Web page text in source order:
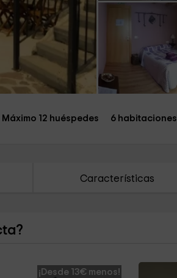
Máximo 12 huéspedes 6 habitaciones
Características
¡Desde 13€ menos!